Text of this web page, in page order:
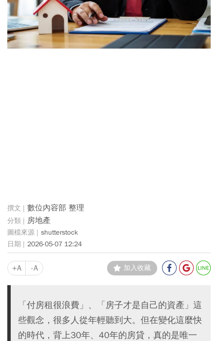
數位內容部 整理
房地產
shutterstock
2026-05-07 12:24
+A -A 加入收藏
「付房租很浪費」、「房子才是自己的資產」這
些觀念，很多人從年輕聽到大。但在變化這麼快
的時代，背上30年、40年的房貸，真的是唯一